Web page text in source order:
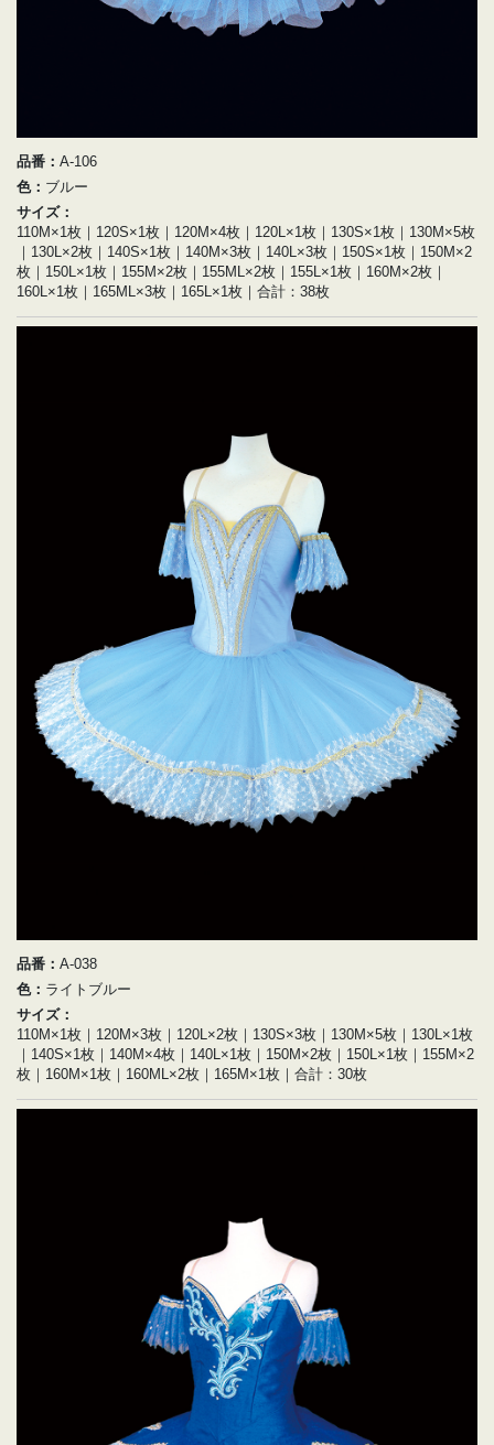
品番： A-106
色： ブルー
サイズ：
110M×1枚｜120S×1枚｜120M×4枚｜120L×1枚｜130S×1枚｜130M×5枚
｜130L×2枚｜140S×1枚｜140M×3枚｜140L×3枚｜150S×1枚｜150M×2
枚｜150L×1枚｜155M×2枚｜155ML×2枚｜155L×1枚｜160M×2枚｜
160L×1枚｜165ML×3枚｜165L×1枚｜合計：38枚
品番： A-038
色： ライトブルー
サイズ：
110M×1枚｜120M×3枚｜120L×2枚｜130S×3枚｜130M×5枚｜130L×1枚
｜140S×1枚｜140M×4枚｜140L×1枚｜150M×2枚｜150L×1枚｜155M×2
枚｜160M×1枚｜160ML×2枚｜165M×1枚｜合計：30枚